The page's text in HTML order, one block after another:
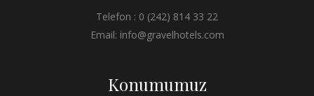
Telefon : 0 (242) 814 33 22
Email: info@gravelhotels.com
Konumumuz